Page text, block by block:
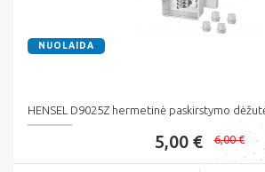
NUOLAIDA
HENSEL D9025Z hermetinė paskirstymo
5,00 € 6,00 €